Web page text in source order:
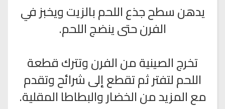
يدهن سطح جذع اللحم بالزيت ويخبز في
الفرن حتى ينضج اللحم.
تخرج الصينية من الفرن وتترك قطعة
اللحم لتفتر ثم تقطع إلى شرائح وتقدم
مع المزيد من الخضار والبطاطا المقلية.